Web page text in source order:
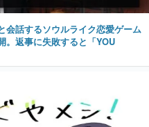
会話するソウルライク恋愛ゲーム
。返事に失敗すると「YOU